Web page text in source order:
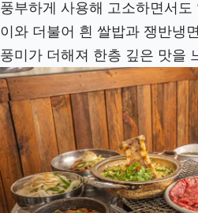
풍부하게 사용해 고소하면서
이와 더불어 흰 쌀밥과 쟁반냉
풍미가 더해져 한층 깊은 맛을